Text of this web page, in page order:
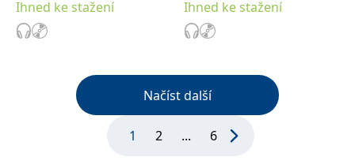
Ihned ke stažení Ihned ke stažení
Načíst další
1 2 ... 6